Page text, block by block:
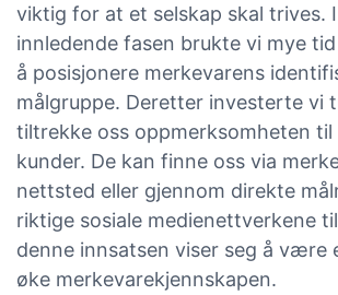
viktig for at et selskap skal trives.
innledende fasen brukte vi mye
å posisjonere merkevarens
målgruppe. Deretter investerte vi
tiltrekke oss oppmerksomheten til
kunder. De kan finne oss via
nettsted eller gjennom direkte
riktige sosiale medienettverkene
denne innsatsen viser seg å være
øke merkevarekjennskapen.